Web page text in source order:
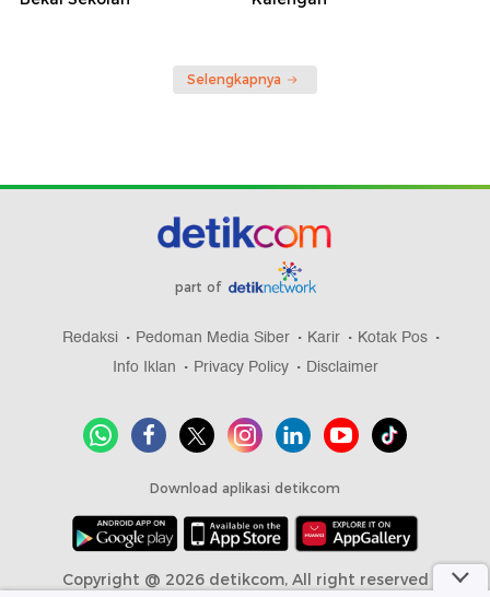
Selengkapnya
part of
Redaksi Pedoman Media Siber Karir
Kotak Pos
Info Iklan
Privacy Policy Disclaimer
Download aplikasi detikcom
Copyright @ 2026 detikcom, All right reserved